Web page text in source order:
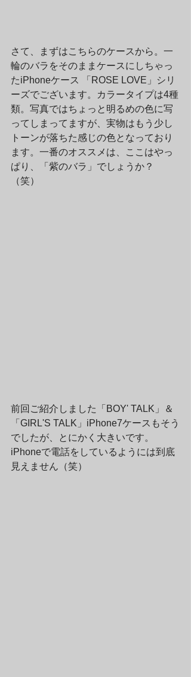
さて、まずはこちらのケースから。一
輪のバラをそのままケースにしちゃっ
たiPhoneケース 「ROSE LOVE」シリ
ーズでございます。カラータイプは4種
類。写真ではちょっと明るめの色に写
ってしまってますが、実物はもう少し
トーンが落ちた感じの色となっており
ます。一番のオススメは、ここはやっ
ぱり、「紫のバラ」でしょうか？
（笑）
前回ご紹介しました「BOY' TALK」＆
「GIRL'S TALK」iPhone7ケースもそう
でしたが、とにかく大きいです。
iPhoneで電話をしているようには到底
見えません（笑）